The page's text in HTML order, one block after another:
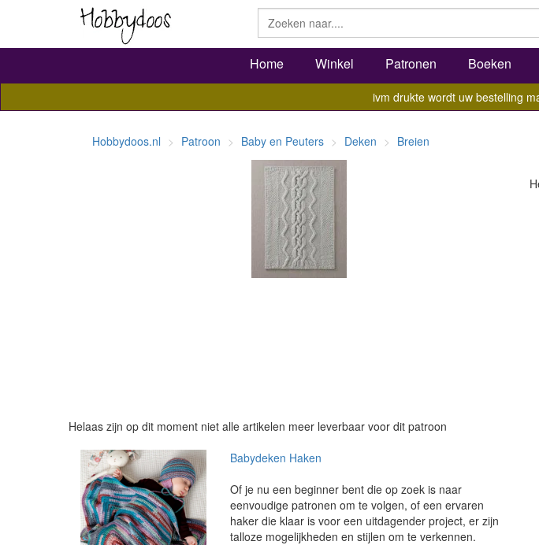
Home Winkel Patronen Boeken
ivm drukte wordt uw bestelling
Hobbydoos.nl Patroon Baby en Peuters Deken Breien
Helaas zijn op dit moment niet alle artikelen meer leverbaar voor dit patroon
Babydeken Haken
Of je nu een beginner bent die op zoek is naar
eenvoudige patronen om te volgen, of een ervaren
haker die klaar is voor een uitdagender project, er zijn
talloze mogelijkheden en stijlen om te verkennen.